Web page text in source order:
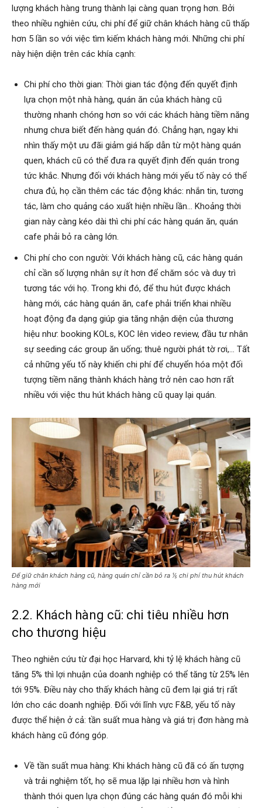
lượng khách hàng trung thành lại càng quan trọng hơn. Bởi
theo nhiều nghiên cứu, chi phí để giữ chân khách hàng cũ thấp
hơn 5 lần so với việc tìm kiếm khách hàng mới. Những chi phí
này hiện diện trên các khía cạnh:
Chi phí cho thời gian: Thời gian tác động đến quyết định
lựa chọn một nhà hàng, quán ăn của khách hàng cũ
thường nhanh chóng hơn so với các khách hàng tiềm năng
nhưng chưa biết đến hàng quán đó. Chẳng hạn, ngay khi
nhìn thấy một ưu đãi giảm giá hấp dẫn từ một hàng quán
quen, khách cũ có thể đưa ra quyết định đến quán trong
tức khắc. Nhưng đối với khách hàng mới yếu tố này có thể
chưa đủ, họ cần thêm các tác động khác: nhắn tin, tương
tác, làm cho quảng cáo xuất hiện nhiều lần… Khoảng thời
gian này càng kéo dài thì chi phí các hàng quán ăn, quán
cafe phải bỏ ra càng lớn.
Chi phí cho con người: Với khách hàng cũ, các hàng quán
chỉ cần số lượng nhân sự ít hơn để chăm sóc và duy trì
tương tác với họ. Trong khi đó, để thu hút được khách
hàng mới, các hàng quán ăn, cafe phải triển khai nhiều
hoạt động đa dạng giúp gia tăng nhận diện của thương
hiệu như: booking KOLs, KOC lên video review, đầu tư nhân
sự seeding các group ăn uống; thuê người phát tờ rơi,… Tất
cả những yếu tố này khiến chi phí để chuyển hóa một đối
tượng tiềm năng thành khách hàng trở nên cao hơn rất
nhiều với việc thu hút khách hàng cũ quay lại quán.
Để giữ chân khách hàng cũ, hàng quán chỉ cần bỏ ra ⅕ chi phí thu hút khách
hàng mới
2.2. Khách hàng cũ: chi tiêu nhiều hơn
cho thương hiệu
Theo nghiên cứu từ đại học Harvard, khi tỷ lệ khách hàng cũ
tăng 5% thì lợi nhuận của doanh nghiệp có thể tăng từ 25% lên
tới 95%. Điều này cho thấy khách hàng cũ đem lại giá trị rất
lớn cho các doanh nghiệp. Đối với lĩnh vực F&B, yếu tố này
được thể hiện ở cả: tần suất mua hàng và giá trị đơn hàng mà
khách hàng cũ đóng góp.
Về tần suất mua hàng: Khi khách hàng cũ đã có ấn tượng
và trải nghiệm tốt, họ sẽ mua lặp lại nhiều hơn và hình
thành thói quen lựa chọn đúng các hàng quán đó mỗi khi